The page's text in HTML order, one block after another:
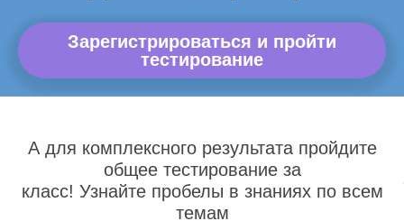
Зарегистрироваться и пройти
тестирование
А для комплексного результата пройдите
общее тестирование за
класс! Узнайте пробелы в знаниях по всем
темам